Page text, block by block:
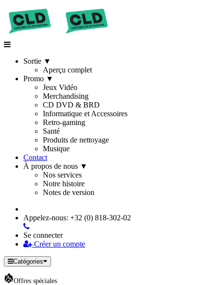
Sortie ▼
Aperçu complet
Promo ▼
Jeux Vidéo
Merchandising
CD DVD & BRD
Informatique et Accessoires
Retro-gaming
Santé
Produits de nettoyage
Musique
Contact
À propos de nous ▼
Nos services
Notre histoire
Notes de version
Appelez-nous: +32 (0) 818-302-02
Se connecter
Créer un compte
Catégories
Offres spéciales